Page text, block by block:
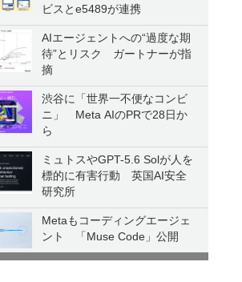
ビスとe5489が連携
AIエージェントへの“過度な期
待”とリスク ガートナーが指
摘
渋谷に「世界一不便なコンビ
ニ」 Meta AIのPRで28日か
ら
ミュトスやGPT-5.6 Solが人を
標的に有害行動 英国AI安全
研究所
Metaもコーディングエージェ
ント 「Muse Code」公開